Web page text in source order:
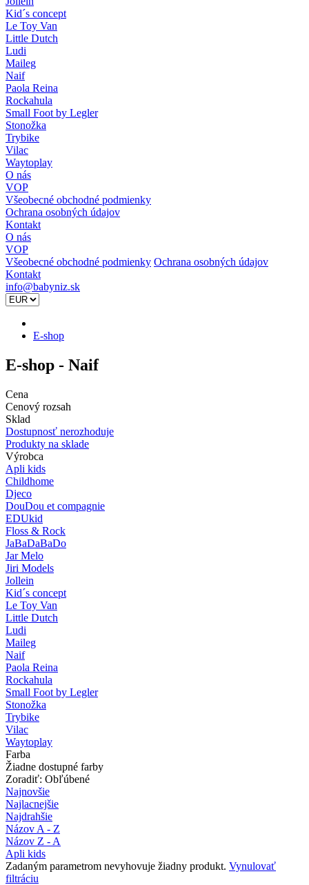
Kid´s concept
Le Toy Van
Little Dutch
Ludi
Maileg
Naif
Paola Reina
Rockahula
Small Foot by Legler
Stonožka
Trybike
Vilac
Waytoplay
O nás
VOP
Všeobecné obchodné podmienky
Ochrana osobných údajov
Kontakt
O nás
VOP
Všeobecné obchodné podmienky Ochrana osobných údajov
Kontakt
info@babyniz.sk
E-shop
E-shop - Naif
Cena
Cenový rozsah
Sklad
Dostupnosť nerozhoduje
Produkty na sklade
Výrobca
Apli kids
Childhome
Djeco
DouDou et compagnie
EDUkid
Floss & Rock
JaBaDaBaDo
Jar Melo
Jiri Models
Jollein
Kid´s concept
Le Toy Van
Little Dutch
Ludi
Maileg
Naif
Paola Reina
Rockahula
Small Foot by Legler
Stonožka
Trybike
Vilac
Waytoplay
Farba
Žiadne dostupné farby
Zoradiť: Obľúbené
Najnovšie
Najlacnejšie
Najdrahšie
Názov A - Z
Názov Z - A
Apli kids
Zadaným parametrom nevyhovuje žiadny produkt. Vynulovať
filtráciu